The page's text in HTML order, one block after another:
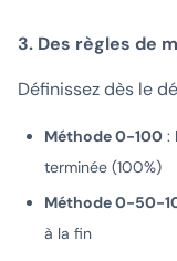
3. Des règles de
Définissez dès le
Méthode 0-100 :
terminée (100%)
Méthode 0-50-
à la fin